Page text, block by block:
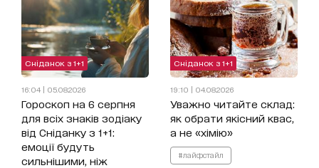
Сніданок з 1+1
16:04 | 05.08.2026
Гороскоп на 6 серпня
для всіх знаків зодіаку
від Сніданку з 1+1:
емоції будуть
сильнішими, ніж
Сніданок з 1+1
19:10 | 04.08.2026
Уважно читайте склад:
як обрати якісний квас,
а не «хімію»
#лайфстайл